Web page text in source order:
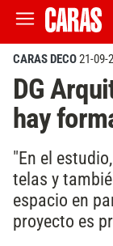
CARAS DECO21-09-
DG
hay
"En el
telas y
espacio en
proyecto es